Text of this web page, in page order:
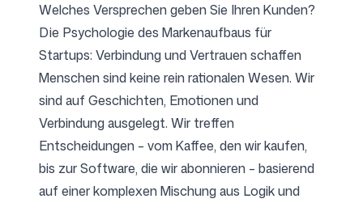
Welches Versprechen geben Sie Ihren Kunden?
Die Psychologie des Markenaufbaus für
Startups: Verbindung und Vertrauen schaffen
Menschen sind keine rein rationalen Wesen. Wir
sind auf Geschichten, Emotionen und
Verbindung ausgelegt. Wir treffen
Entscheidungen – vom Kaffee, den wir kaufen,
bis zur Software, die wir abonnieren – basierend
auf einer komplexen Mischung aus Logik und